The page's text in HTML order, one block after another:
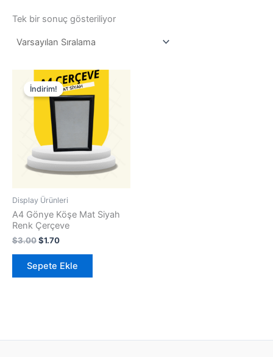
Tek bir sonuç gösteriliyor
İndirim!
Display Ürünleri
A4 Gönye Köşe Mat Siyah
Renk Çerçeve
$3.00
Orijinal
fiyat:
$3.00.
$1.70
Şu
andaki
fiyat:
Sepete Ekle